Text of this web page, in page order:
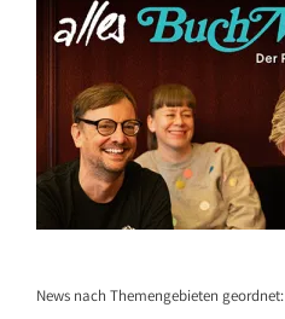
News nach Themengebieten geordnet: